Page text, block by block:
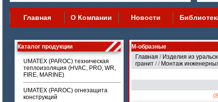
Главная О Компании Новости
Каталог продукции
UMATEX (PAROC) техническая
теплоизоляция (HVAC, PRO, WR,
FIRE, MARINE)
UMATEX (PAROC) огнезащита
конструкций
М-образные
Главная / Изделия из
гранит // Монтаж